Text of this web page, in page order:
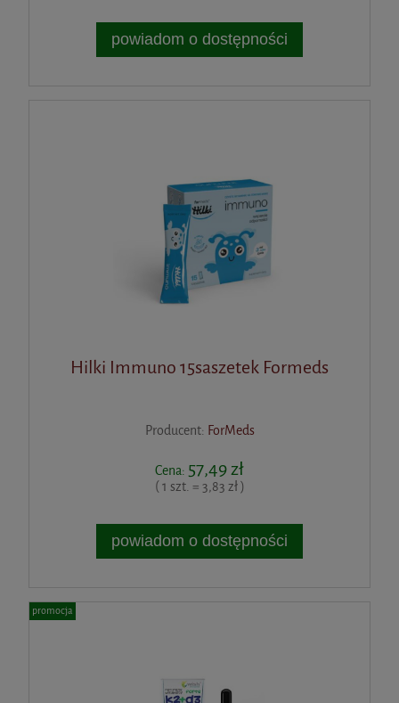
powiadom o dostępności
Hilki Immuno 15saszetek Formeds
Producent: ForMeds
Cena: 57,49 zł
( 1 szt. = 3,83 zł )
powiadom o dostępności
promocja